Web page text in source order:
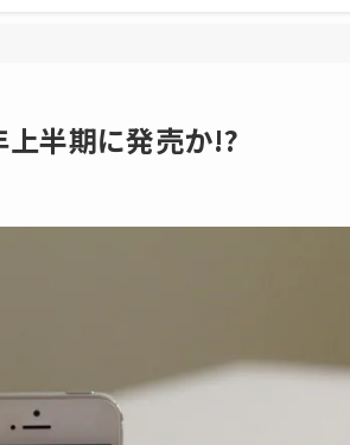
半期に発売か!?